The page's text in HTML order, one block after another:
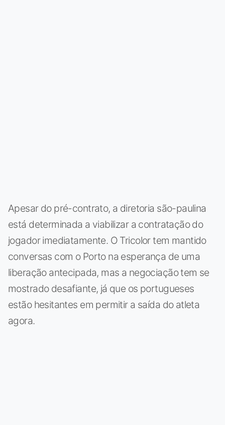
Apesar do pré-contrato, a diretoria são-paulina
está determinada a viabilizar a contratação do
jogador imediatamente. O Tricolor tem mantido
conversas com o Porto na esperança de uma
liberação antecipada, mas a negociação tem se
mostrado desafiante, já que os portugueses
estão hesitantes em permitir a saída do atleta
agora.